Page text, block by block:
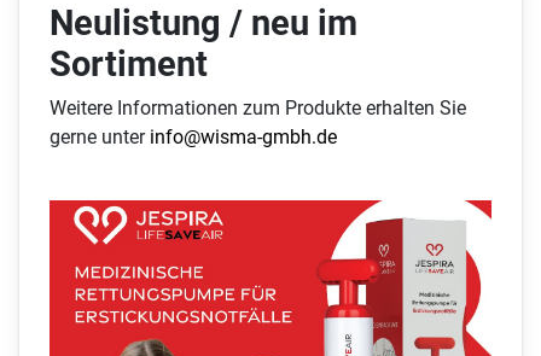
Neulistung / neu im
Sortiment
Weitere Informationen zum Produkte erhalten Sie
gerne unter info@wisma-gmbh.de